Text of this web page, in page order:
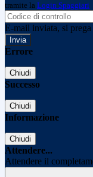
tramite la Login Spaggiari
E-mail inviata, si
Errore
Chiudi
Successo
Chiudi
Informazione
Chiudi
Attendere...
Attendere il